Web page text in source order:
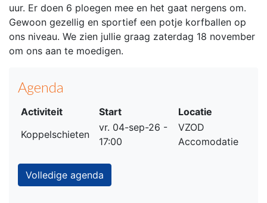
uur. Er doen 6 ploegen mee en het gaat nergens om.
Gewoon gezellig en sportief een potje korfballen op
ons niveau. We zien jullie graag zaterdag 18 november
om ons aan te moedigen.
Agenda
Activiteit Start
Locatie
Koppelschieten
vr. 04-sep-26 -
17:00
VZOD
Accomodatie
Volledige agenda